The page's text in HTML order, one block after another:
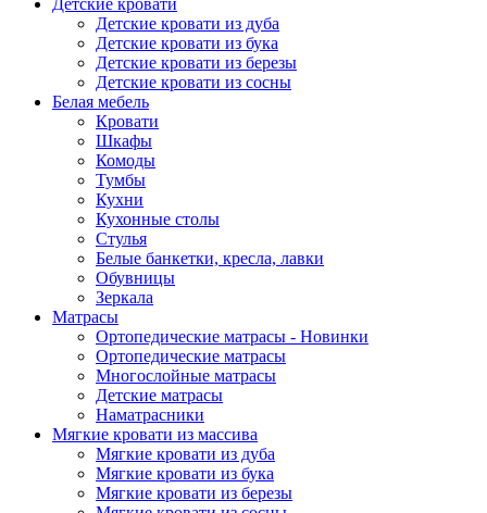
Детские кровати
Детские кровати из дуба
Детские кровати из бука
Детские кровати из березы
Детские кровати из сосны
Белая мебель
Кровати
Шкафы
Комоды
Тумбы
Кухни
Кухонные столы
Стулья
Белые банкетки, кресла, лавки
Обувницы
Зеркала
Матрасы
Ортопедические матрасы - Новинки
Ортопедические матрасы
Многослойные матрасы
Детские матрасы
Наматрасники
Мягкие кровати из массива
Мягкие кровати из дуба
Мягкие кровати из бука
Мягкие кровати из березы